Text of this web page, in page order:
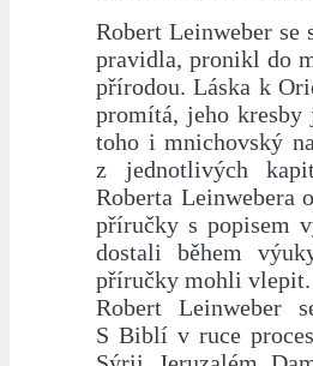
Robert Leinweber
pravidla, pronikl do
přírodou. Láska k
promítá, jeho
toho i mnichovský
z jednotlivých
Roberta Leinwebera
příručky s popisem
dostali během
příručky mohli vlepit.
Robert Leinweber
S Biblí v ruce